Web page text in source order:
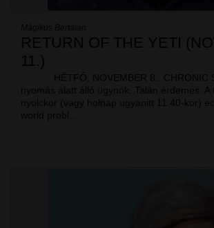
Mágikus Bertalan
RETURN OF THE YETI
11.)
HÉTFŐ, NOVEMBER 8.: CHRONIC
nyomás alatt álló ügynök. Talán érdemes: A
nyolckor (vagy holnap ugyanitt 11:40-kor)
world probl…